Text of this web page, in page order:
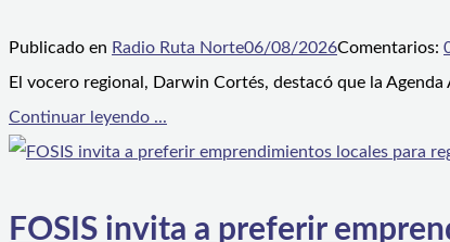
Publicado en Radio Ruta Norte06/08/2026Comentarios:
El vocero regional, Darwin Cortés, destacó que la
Continuar leyendo ...
FOSIS invita a preferir